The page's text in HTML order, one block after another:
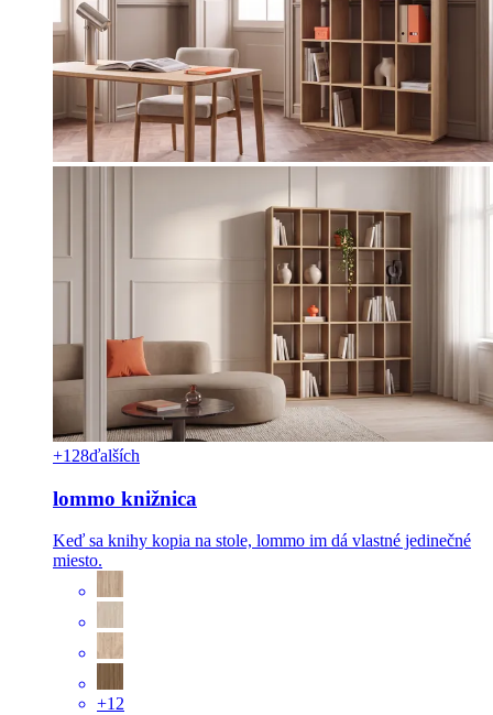
+128ďalších
lommo knižnica
Keď sa knihy kopia na stole, lommo im dá vlastné jedinečné
miesto.
+12